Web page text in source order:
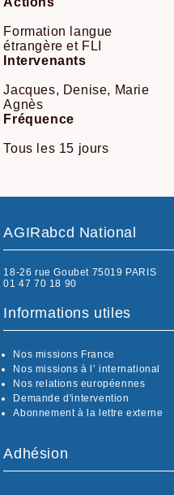
Formation langue
étrangère et FLI
Intervenants
Jacques, Denise, Marie
Agnès
Fréquence
Tous les 15 jours
AGIRabcd National
18-26 rue Goubet 75019 PARIS
01 47 70 18 90
Informations utiles
Nos missions France
Nos missions à l’ international
Nos relations européennes
Demande d'intervention
Abonnement à la lettre externe
Adhésion